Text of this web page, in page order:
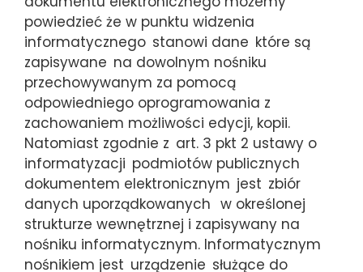
powiedzieć że w punktu widzenia
informatycznego stanowi dane które są
zapisywane na dowolnym nośniku
przechowywanym za pomocą
odpowiedniego oprogramowania z
zachowaniem możliwości edycji, kopii.
Natomiast zgodnie z art. 3 pkt 2 ustawy o
informatyzacji podmiotów publicznych
dokumentem elektronicznym jest zbiór
danych uporządkowanych w określonej
strukturze wewnętrznej i zapisywany na
nośniku informatycznym. Informatycznym
nośnikiem jest urządzenie służące do